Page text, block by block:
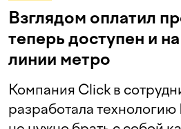
Взглядом оплатил
теперь доступен и
линии метро
Компания Click в
разработала технологию